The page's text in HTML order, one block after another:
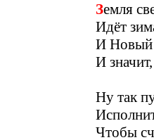
Земля
Идёт
И Новый
И
Ну так
Чтобы